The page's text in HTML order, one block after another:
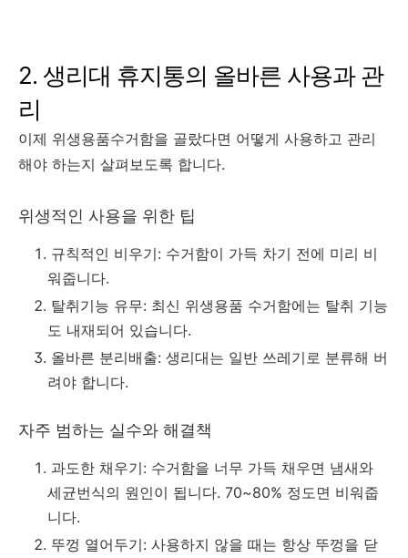
2. 생리대 휴지통의 올바른 사용과 관
리
이제 위생용품수거함을 골랐다면 어떻게 사용하고 관리
해야 하는지 살펴보도록 합니다.
위생적인 사용을 위한 팁
규칙적인 비우기: 수거함이 가득 차기 전에 미리 비
워줍니다.
탈취기능 유무: 최신 위생용품 수거함에는 탈취 기능
도 내재되어 있습니다.
올바른 분리배출: 생리대는 일반 쓰레기로 분류해 버
려야 합니다.
자주 범하는 실수와 해결책
과도한 채우기: 수거함을 너무 가득 채우면 냄새와
세균번식의 원인이 됩니다. 70~80% 정도면 비워줍
니다.
뚜껑 열어두기: 사용하지 않을 때는 항상 뚜껑을 닫